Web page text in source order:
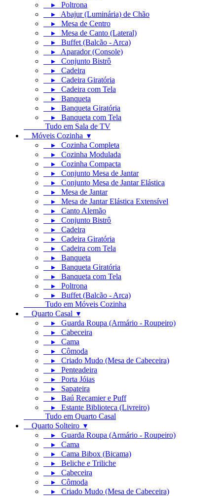
▸ Poltrona
▸ Abajur (Luminária) de Chão
▸ Mesa de Centro
▸ Mesa de Canto (Lateral)
▸ Buffet (Balcão - Arca)
▸ Aparador (Console)
▸ Conjunto Bistrô
▸ Cadeira
▸ Cadeira Giratória
▸ Cadeira com Tela
▸ Banqueta
▸ Banqueta Giratória
▸ Banqueta com Tela
Tudo em Sala de TV
Móveis Cozinha ▾
▸ Cozinha Completa
▸ Cozinha Modulada
▸ Cozinha Compacta
▸ Conjunto Mesa de Jantar
▸ Conjunto Mesa de Jantar Elástica
▸ Mesa de Jantar
▸ Mesa de Jantar Elástica Extensível
▸ Canto Alemão
▸ Conjunto Bistrô
▸ Cadeira
▸ Cadeira Giratória
▸ Cadeira com Tela
▸ Banqueta
▸ Banqueta Giratória
▸ Banqueta com Tela
▸ Poltrona
▸ Buffet (Balcão - Arca)
Tudo em Móveis Cozinha
Quarto Casal ▾
▸ Guarda Roupa (Armário - Roupeiro)
▸ Cabeceira
▸ Cama
▸ Cômoda
▸ Criado Mudo (Mesa de Cabeceira)
▸ Penteadeira
▸ Porta Jóias
▸ Sapateira
▸ Baú Recamier e Puff
▸ Estante Biblioteca (Livreiro)
Tudo em Quarto Casal
Quarto Solteiro ▾
▸ Guarda Roupa (Armário - Roupeiro)
▸ Cama
▸ Cama Bibox (Bicama)
▸ Beliche e Triliche
▸ Cabeceira
▸ Cômoda
▸ Criado Mudo (Mesa de Cabeceira)